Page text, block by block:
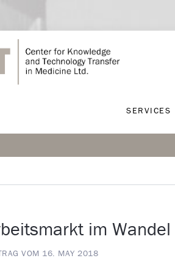
SERVICES
im Wandel
VOM 16. MAY 2018